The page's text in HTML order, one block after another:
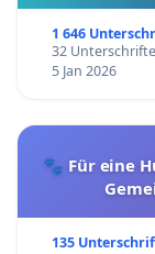
1 646
32
5 Jan 2026
🐾 Für eine
135